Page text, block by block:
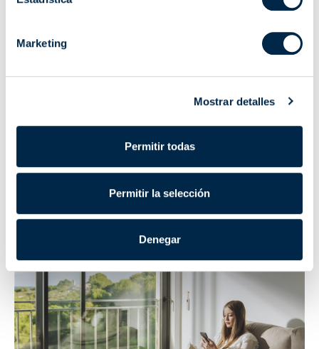
Marketing
Mostrar detalles
Permitir todas
Permitir la selección
Denegar
Motores para toldos
Cómo funciona el mando a distancia para toldos